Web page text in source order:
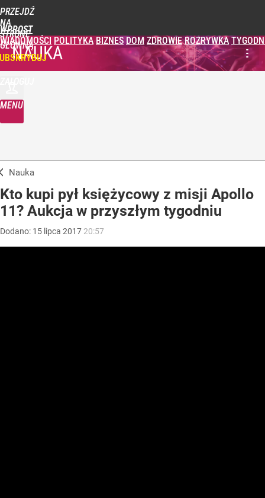
PRZEJDŹ
NA
STRONĘ
GŁÓWNĄ
WPROST
WIADOMOŚCI POLITYKA BIZNES DOM ZDROWIE ROZRYWKA
MENU
NAUKA
Nauka
Kto kupi pył księżycowy z misji Apollo
11? Aukcja w przyszłym tygodniu
Dodano: 15 lipca 2017 20:57